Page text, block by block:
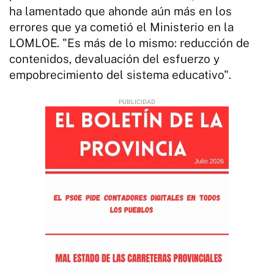
ha lamentado que ahonde aún más en los
errores que ya cometió el Ministerio en la
LOMLOE. "Es más de lo mismo: reducción de
contenidos, devaluación del esfuerzo y
empobrecimiento del sistema educativo".